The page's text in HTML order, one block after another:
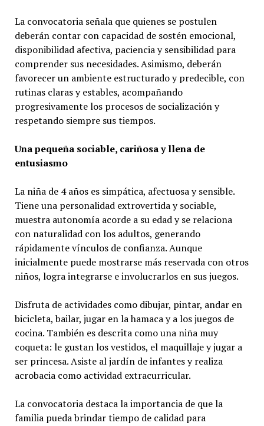
La convocatoria señala que quienes se postulen
deberán contar con capacidad de sostén emocional,
disponibilidad afectiva, paciencia y sensibilidad para
comprender sus necesidades. Asimismo, deberán
favorecer un ambiente estructurado y predecible, con
rutinas claras y estables, acompañando
progresivamente los procesos de socialización y
respetando siempre sus tiempos.
Una pequeña sociable, cariñosa y llena de
entusiasmo
La niña de 4 años es simpática, afectuosa y sensible.
Tiene una personalidad extrovertida y sociable,
muestra autonomía acorde a su edad y se relaciona
con naturalidad con los adultos, generando
rápidamente vínculos de confianza. Aunque
inicialmente puede mostrarse más reservada con otros
niños, logra integrarse e involucrarlos en sus juegos.
Disfruta de actividades como dibujar, pintar, andar en
bicicleta, bailar, jugar en la hamaca y a los juegos de
cocina. También es descrita como una niña muy
coqueta: le gustan los vestidos, el maquillaje y jugar a
ser princesa. Asiste al jardín de infantes y realiza
acrobacia como actividad extracurricular.
La convocatoria destaca la importancia de que la
familia pueda brindar tiempo de calidad para